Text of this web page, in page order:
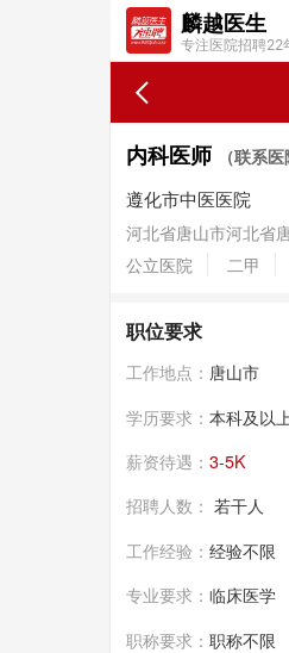
麟越医生
专注医院招聘22
内科医师 （联系
遵化市中医医院
河北省唐山市河北省
公立医院
二甲
职位要求
工作地点： 唐山市
学历要求： 本科及以上
薪资待遇： 3-5K
招聘人数： 若干人
工作经验： 经验不限
专业要求： 临床医学
职称要求： 职称不限